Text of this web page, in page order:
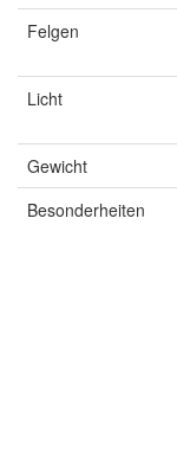
Felgen
Licht
Gewicht
Besonderheiten